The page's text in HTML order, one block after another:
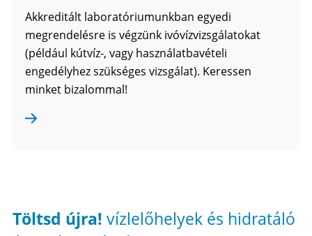
Akkreditált laboratóriumunkban egyedi
megrendelésre is végzünk ivóvízvizsgálatokat
(például kútvíz-, vagy használatbavételi
engedélyhez szükséges vizsgálat). Keressen
minket bizalommal!
Töltsd újra! vízlelőhelyek és hidratáló